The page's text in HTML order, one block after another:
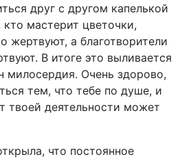
друг с другом капелькой
мастерит цветочки,
жертвуют, а благотворители
В итоге это выливается
милосердия. Очень здорово,
тем, что тебе по душе, и
твоей деятельности может
что постоянное